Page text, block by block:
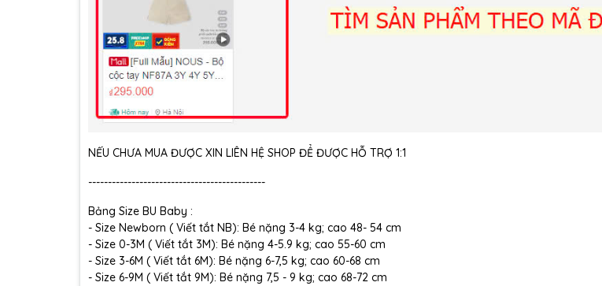
NẾU CHƯA MUA ĐƯỢC XIN LIÊN HỆ SHOP ĐỂ ĐƯỢC HỖ TRỢ 1:1
---------------------------------------------
Bảng Size BU Baby :
- Size Newborn ( Viết tắt NB): Bé nặng 3-4 kg; cao 48- 54 cm
- Size 0-3M ( Viết tắt 3M): Bé nặng 4-5.9 kg; cao 55-60 cm
- Size 3-6M ( Viết tắt 6M): Bé nặng 6-7,5 kg; cao 60-68 cm
- Size 6-9M ( Viết tắt 9M): Bé nặng 7,5 - 9 kg; cao 68-72 cm